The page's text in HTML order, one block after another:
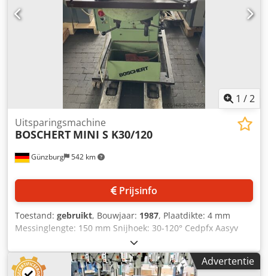
1 /2
Günzburg 542 km
Uitsparingsmachine
BOSCHERT MINI S K30/120
Prijsinfo
Toestand: gebruikt, Bouwjaar: 1987, Plaatdikte: 4 mm
Messinglengte: 150 mm Snijhoek: 30-120° Cedpfx Aasyv
Ntxegoha Tafelafmetingen: 1000x650 mm
Advertentie